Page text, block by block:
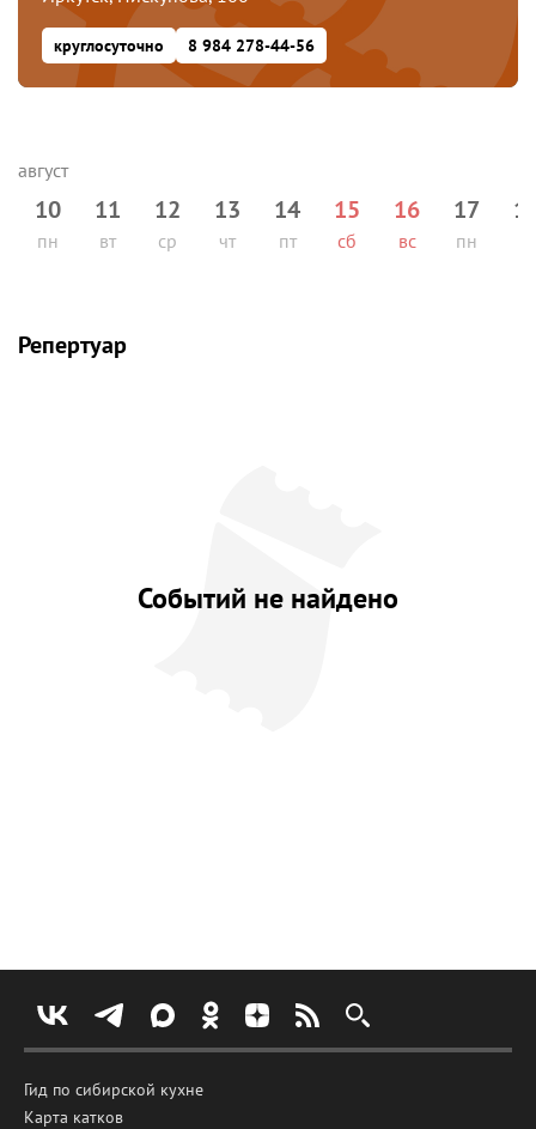
круглосуточно 8 984 278-44-56
10
пн
11
вт
12
ср
13
чт
14
пт
15
сб
16
вс
17
пн
Репертуар
Событий не найдено
Гид по сибирской кухне
Карта катков